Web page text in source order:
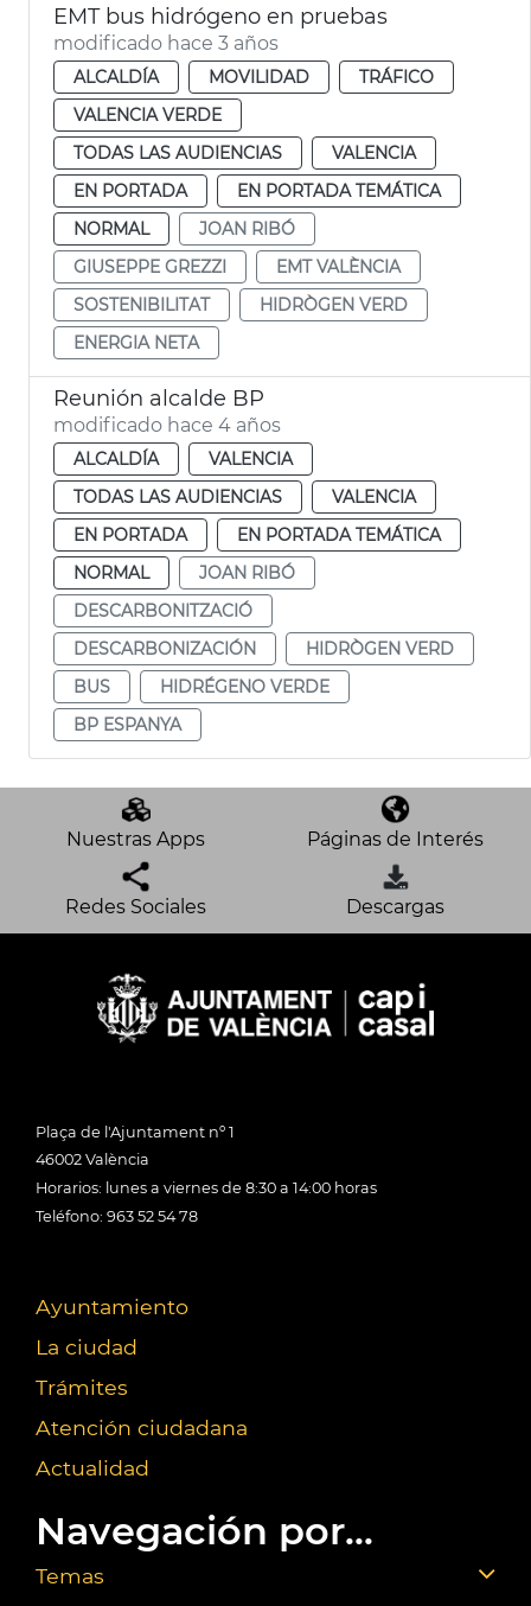
EMT bus hidrógeno en pruebas
modificado hace 3 años
ALCALDÍA MOVILIDAD
TRÁFICO
VALENCIA VERDE
TODAS LAS AUDIENCIAS
VALENCIA
EN PORTADA
EN PORTADA TEMÁTICA
NORMAL
JOAN RIBÓ
GIUSEPPE GREZZI
EMT VALÈNCIA
SOSTENIBILITAT
HIDRÒGEN VERD
ENERGIA NETA
Reunión alcalde BP
modificado hace 4 años
ALCALDÍA
VALENCIA
TODAS LAS AUDIENCIAS
VALENCIA
EN PORTADA
EN PORTADA TEMÁTICA
NORMAL
JOAN RIBÓ
DESCARBONITZACIÓ
DESCARBONIZACIÓN
HIDRÒGEN VERD
BUS
HIDRÉGENO VERDE
BP ESPANYA
Nuestras Apps Páginas de Interés
Redes Sociales Descargas
Plaça de l'Ajuntament nº 1
46002 València
Horarios: lunes a viernes de 8:30 a 14:00 horas
Teléfono: 963 52 54 78
Ayuntamiento
La ciudad
Trámites
Atención ciudadana
Actualidad
Navegación por...
Temas